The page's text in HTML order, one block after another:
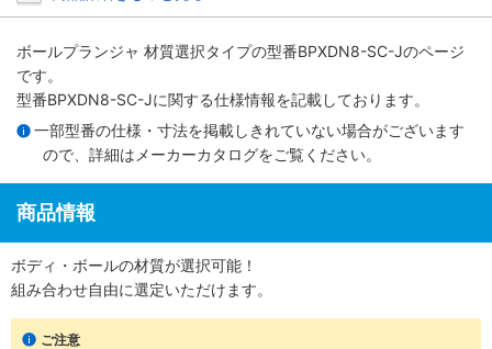
ボールプランジャ 材質選択タイプの型番BPXDN8-SC-Jのページ
です。
型番BPXDN8-SC-Jに関する仕様情報を記載しております。
一部型番の仕様・寸法を掲載しきれていない場合がございます
ので、詳細は メーカーカタログをご覧ください。
商品情報
ボディ・ボールの材質が選択可能！
組み合わせ自由に選定いただけます。
ご注意